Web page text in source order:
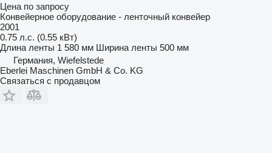
Цена по запросу
Конвейерное оборудование - ленточный конвейер
2001
0.75 л.с. (0.55 кВт)
Длина ленты 1 580 мм Ширина ленты 500 мм
Германия, Wiefelstede
Eberlei Maschinen GmbH & Co. KG
Связаться с продавцом